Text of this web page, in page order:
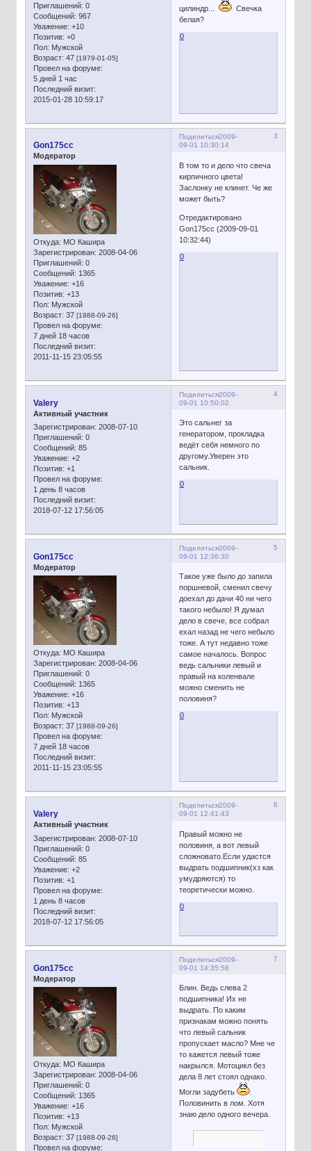
Приглашений: 0
Сообщений: 967
Уважение: +10
Позитив: +0
Пол: Мужской
Возраст: 47 [1979-01-05]
Провел на форуме:
5 дней 1 час
Последний визит:
2015-01-28 10:59:17
цилиндр...
Свечка
белая?
0
Поделиться 3
2009-
09-01 10:30:14
Gon175cc
Модератор
Откуда: МО Кашира
Зарегистрирован: 2008-04-06
Приглашений: 0
Сообщений: 1365
Уважение: +16
Позитив: +13
Пол: Мужской
Возраст: 37 [1988-09-26]
Провел на форуме:
7 дней 18 часов
Последний визит:
2011-11-15 23:05:55
В том то и дело что свеча
кирпичного цвета!
Заслонку не клинет. Че же
может быть?
Отредактировано
Gon175cc (2009-09-01
10:32:44)
0
Поделиться 4
2009-
09-01 10:50:02
Valery
Активный участник
Зарегистрирован: 2008-07-10
Приглашений: 0
Сообщений: 85
Уважение: +2
Позитив: +1
Провел на форуме:
1 день 8 часов
Последний визит:
2018-07-12 17:56:05
Это сальнег за
генератором, прокладка
ведёт себя немного по
другому.Уверен это
сальник.
0
Поделиться 5
2009-
09-01 12:36:30
Gon175cc
Модератор
Откуда: МО Кашира
Зарегистрирован: 2008-04-06
Приглашений: 0
Сообщений: 1365
Уважение: +16
Позитив: +13
Пол: Мужской
Возраст: 37 [1988-09-26]
Провел на форуме:
7 дней 18 часов
Последний визит:
2011-11-15 23:05:55
Такое уже было до запила
поршневой, сменил свечу
доехал до дачи 40 ни чего
такого небыло! Я думал
дело в свече, все собрал
ехал назад не чего небыло
тоже. А тут недавно тоже
самое началось. Вопрос
ведь сальники левый и
правый на коленвале
можно сменить не
половиня?
0
Поделиться 6
2009-
09-01 12:41:43
Valery
Активный участник
Зарегистрирован: 2008-07-10
Приглашений: 0
Сообщений: 85
Уважение: +2
Позитив: +1
Провел на форуме:
1 день 8 часов
Последний визит:
2018-07-12 17:56:05
Правый можно не
половиня, а вот левый
сложновато.Если удастся
выдрать подшипник(хз как
умудряются) то
теоретически можно.
0
Поделиться 7
2009-
09-01 14:35:56
Gon175cc
Модератор
Откуда: МО Кашира
Зарегистрирован: 2008-04-06
Приглашений: 0
Сообщений: 1365
Уважение: +16
Позитив: +13
Пол: Мужской
Возраст: 37 [1988-09-26]
Провел на форуме:
Блин. Ведь слева 2
подшипника! Их не
выдрать. По каким
признакам можно понять
что левый сальник
пропускает масло? Мне че
то кажется левый тоже
накрылся. Мотоцикл без
дела 8 лет стоял однако.
Могли задубеть
.
Половинить в лом. Хотя
знаю дело одного вечера.